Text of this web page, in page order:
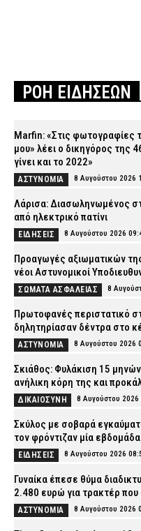
ΡΟΗ ΕΙΔΗΣΕΩΝ
Marfin: «Στις φωτογραφίες
μου» λέει ο δικηγόρος της
γίνει και το 2022»
ΑΣΤΥΝΟΜΙΑ 8 Αυγούστου 2026
Λάρισα: Διασωληνωμένος
από ηλεκτρικό πατίνι
ΕΙΔΗΣΕΙΣ 8 Αυγούστου 2026
Προαγωγές αξιωματικών
νέοι Αστυνομικοί
ΣΩΜΑΤΑ ΑΣΦΑΛΕΙΑΣ 8
Πρωτοφανές περιστατικό
δηλητηρίασαν δέντρα στο
ΑΣΤΥΝΟΜΙΑ 8 Αυγούστου 2026
Σκιάθος: Φυλάκιση 15
ανήλικη κόρη της και
ΔΙΚΑΙΟΣΥΝΗ 8 Αυγούστου 2026
Σκύλος με σοβαρά
τον φρόντιζαν μία
ΕΙΔΗΣΕΙΣ 8 Αυγούστου 2026
Γυναίκα έπεσε θύμα
2.480 ευρώ για τρακτέρ
ΑΣΤΥΝΟΜΙΑ 8 Αυγούστου 2026